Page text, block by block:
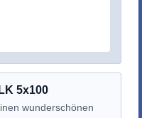
5x100
wunderschönen